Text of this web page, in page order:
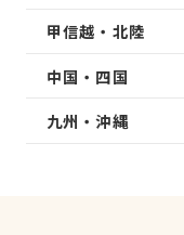
甲信越・北陸
中国・四国
九州・沖縄